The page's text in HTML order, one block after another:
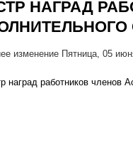
НАГРАД
изменение Пятница, 05
наград работников членов